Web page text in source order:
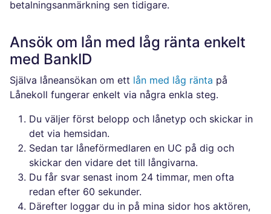
betalningsanmärkning sen tidigare.
Ansök om lån med låg ränta enkelt
med BankID
Själva låneansökan om ett lån med låg ränta på
Lånekoll fungerar enkelt via några enkla steg.
Du väljer först belopp och lånetyp och skickar in
det via hemsidan.
Sedan tar låneförmedlaren en UC på dig och
skickar den vidare det till långivarna.
Du får svar senast inom 24 timmar, men ofta
redan efter 60 sekunder.
Därefter loggar du in på mina sidor hos aktören,